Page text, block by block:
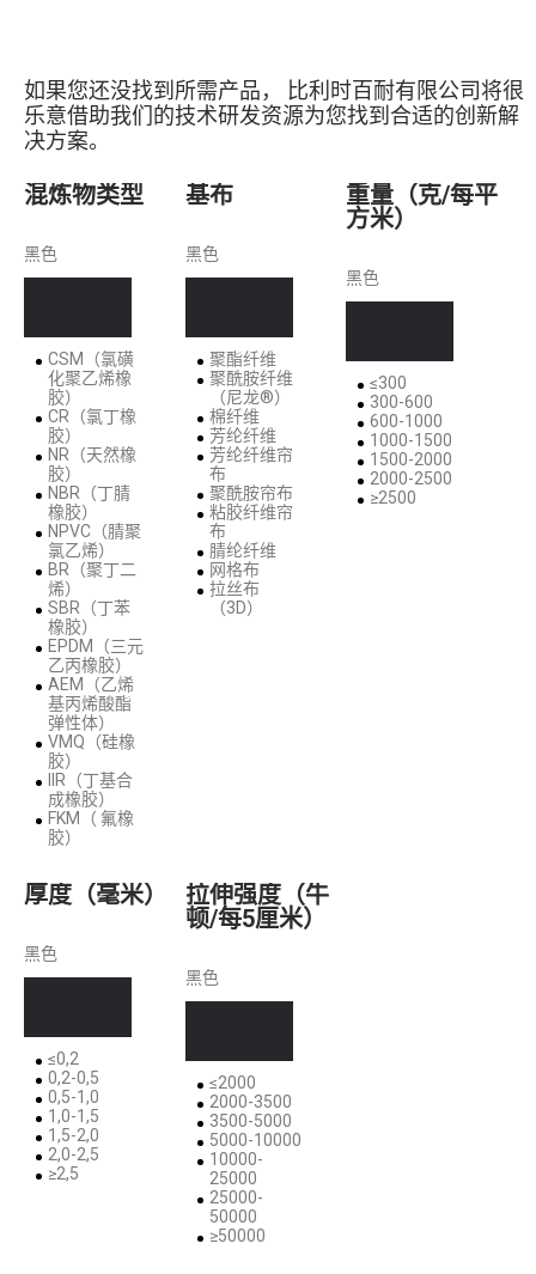
如果您还没找到所需产品， 比利时百耐有限公司将很
乐意借助我们的技术研发资源为您找到合适的创新解
决方案。
混炼物类型
黑色
CSM（氯磺
化聚乙烯橡
胶）
CR（氯丁橡
胶）
NR（天然橡
胶）
NBR（丁腈
橡胶）
NPVC（腈聚
氯乙烯）
BR（聚丁二
烯）
SBR（丁苯
橡胶）
EPDM（三元
乙丙橡胶）
AEM（乙烯
基丙烯酸酯
弹性体）
VMQ（硅橡
胶）
IIR（丁基合
成橡胶）
FKM（ 氟橡
胶）
基布
黑色
聚酯纤维
聚酰胺纤维
（尼龙®）
棉纤维
芳纶纤维
芳纶纤维帘
布
聚酰胺帘布
粘胶纤维帘
布
腈纶纤维
网格布
拉丝布
（3D）
重量（克/每平
方米）
黑色
≤300
300-600
600-1000
1000-1500
1500-2000
2000-2500
≥2500
厚度（毫米）
黑色
≤0,2
0,2-0,5
0,5-1,0
1,0-1,5
1,5-2,0
2,0-2,5
≥2,5
拉伸强度（牛
顿/每5厘米）
黑色
≤2000
2000-3500
3500-5000
5000-10000
10000-
25000
25000-
50000
≥50000